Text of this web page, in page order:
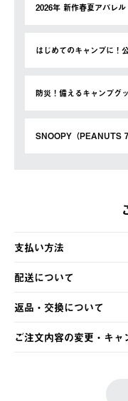
2026年 新作春夏アパレル
はじめてのキャンプに！
防災！備えるキャンプグ
SNOOPY（PEANUTS
支払い方法
以下のいずれかの方法
・クレジットカード決済
・コンビニ決済
・Pay-easy決済
配送について
【発送スケジュール】
ご注文・ご入金完了より
土日祝の発送はございま
の発送となる場合がござ
返品・交換について
※お客様都合の場合
お客様都合の返品にか
ご注文内容の変更・キャ
LOGOS FAMILY会員の